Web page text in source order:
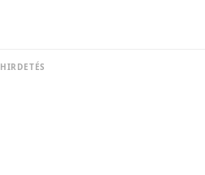
HIRDETÉS